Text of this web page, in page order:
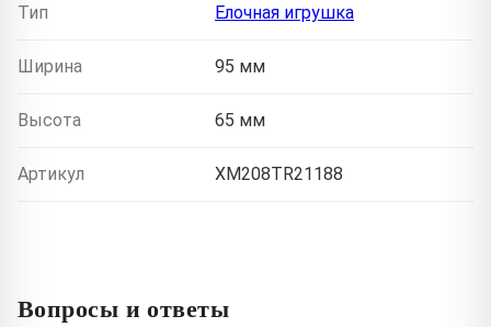
Тип Елочная игрушка
Ширина 95 мм
Высота 65 мм
Артикул XM208TR21188
Вопросы и ответы